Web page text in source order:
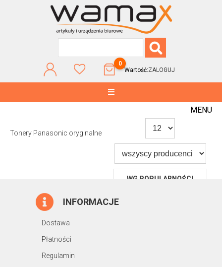
0
Wartość:ZALOGUJ
MENU
WG POPULARNOŚCI
Tonery Panasonic oryginalne
INFORMACJE
Dostawa
Płatności
Regulamin